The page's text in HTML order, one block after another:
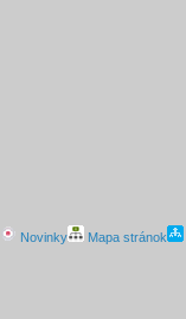
Novinky Mapa stránok